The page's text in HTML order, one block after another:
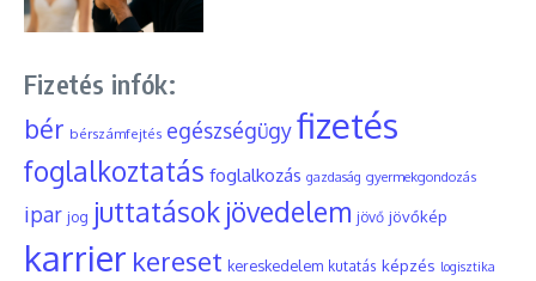
Fizetés infók:
bér bérszámfejtés egészségügyfizetés
foglalkoztatás foglalkozás gazdaság gyermekgondozás
ipar jog juttatások jövedelem jövő jövőkép
karrier kereset kereskedelem kutatás képzés logisztika